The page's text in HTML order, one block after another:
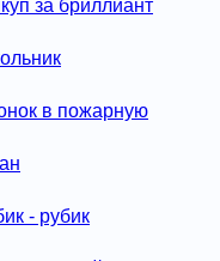
за бриллиант
в пожарную
- рубик